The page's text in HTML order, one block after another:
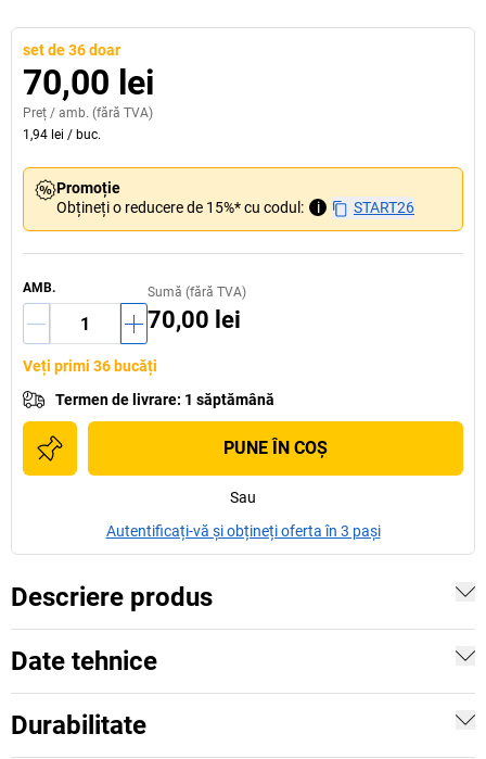
set de 36 doar
70,00 lei
Preț / amb. (fără TVA)
1,94 lei / buc.
Promoție
Obțineți o reducere de 15%* cu codul:
i START26
AMB. Sumă (fără TVA)
70,00 lei
Veți primi 36 bucăți
Termen de livrare: 1 săptămână
PUNE ÎN COŞ
Sau
Autentificați-vă și obțineți oferta în 3 pași
Descriere produs
Date tehnice
Durabilitate